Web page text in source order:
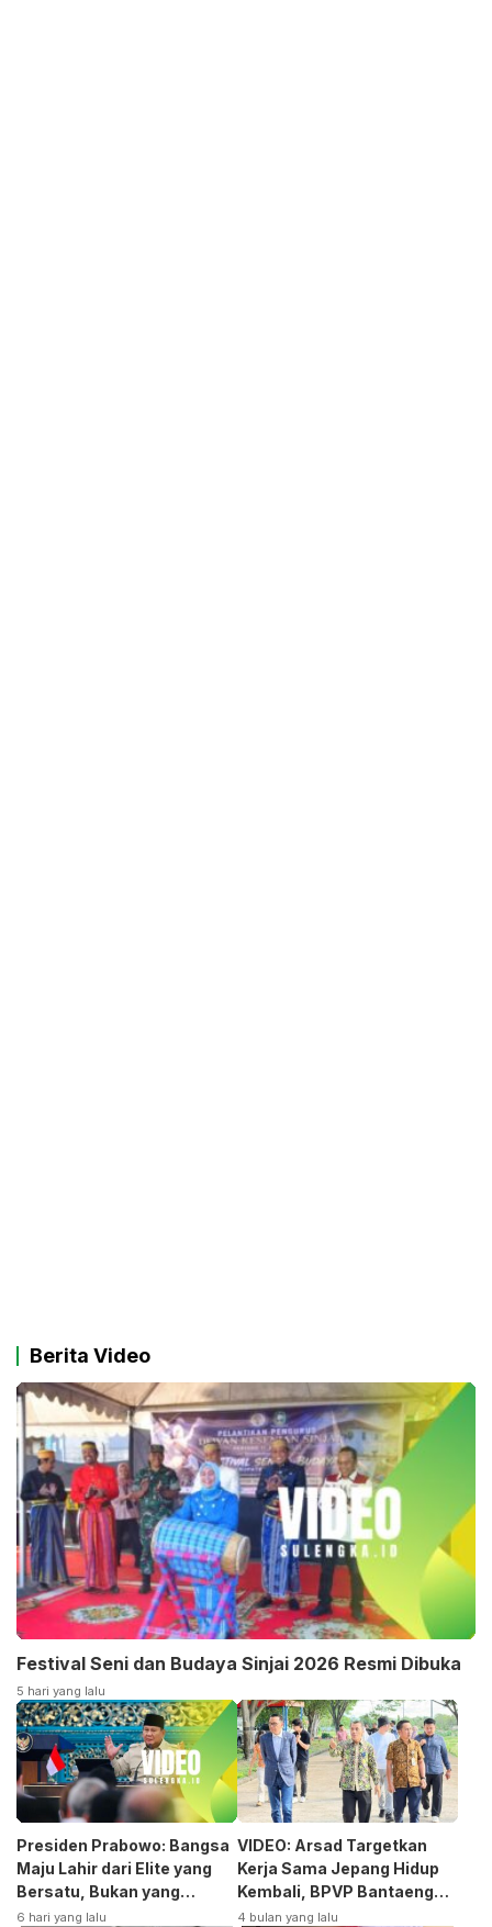
Berita Video
Festival Seni dan Budaya Sinjai 2026 Resmi Dibuka
5 hari yang lalu
Presiden Prabowo: Bangsa
Maju Lahir dari Elite yang
Bersatu, Bukan yang
Terpecah
6 hari yang lalu
VIDEO: Arsad Targetkan
Kerja Sama Jepang Hidup
Kembali, BPVP Bantaeng
Siap Bangkitkan Jurusan
4 bulan yang lalu